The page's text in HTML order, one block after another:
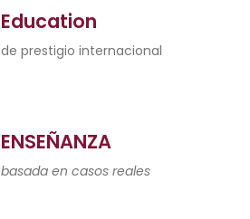
Education
de prestigio internacional
ENSEÑANZA
basada en casos reales